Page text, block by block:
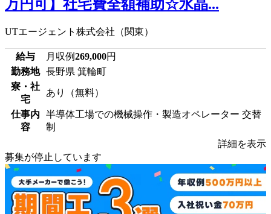
万円可】社宅費全額補助☆水晶...
UTエージェント株式会社（関東）
給与 月収例269,000円
勤務地
長野県 箕輪町
寮・社
宅
あり（無料）
仕事内
容
半導体工場での機械操作・製造オペレーター 交替
制
詳細を表示
募集が停止しています